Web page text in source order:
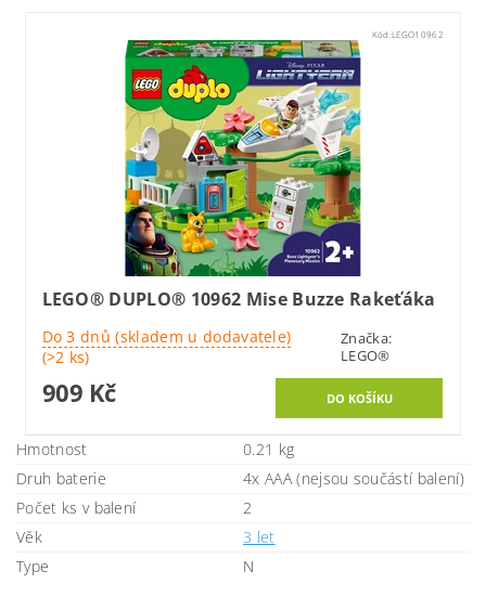
Kód:LEGO10962
LEGO® DUPLO® 10962 Mise Buzze Rakeťáka
Do 3 dnů (skladem u dodavatele)
(>2 ks)
Značka:
LEGO®
909 Kč
Hmotnost
0.21 kg
Druh baterie
4x AAA (nejsou součástí balení)
Počet ks v balení
2
Věk
3 let
Type
N